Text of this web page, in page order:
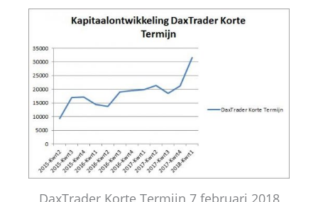
DaxTrader Korte Termijn 7 februari 2018